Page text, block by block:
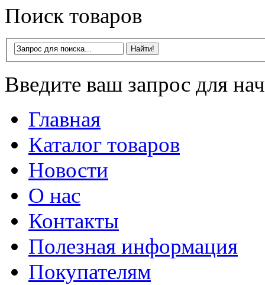
Поиск товаров
Введите ваш запрос для
Главная
Каталог товаров
Новости
О нас
Контакты
Полезная информация
Покупателям